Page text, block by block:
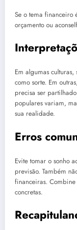
Se o tema financeiro
orçamento ou
Em algumas
como sorte. Em
precisa ser
populares variam,
sua realidade.
Erros
Evite tomar o sonho
previsão. Também
financeiras.
concretas.